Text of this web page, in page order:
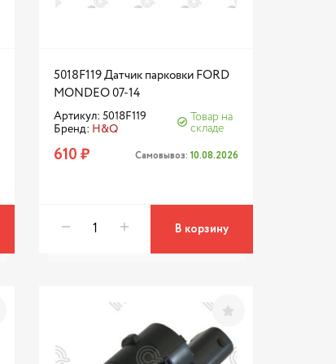
5018F119 Датчик парковки FORD
MONDEO 07-14
Артикул: 5018F119
Бренд: H&Q
Товар на
складе
610 ₽ Самовывоз: 10.08.2026
В корзину